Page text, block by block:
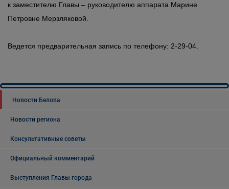
к заместителю Главы – руководителю аппарата Марине
Петровне Мерзляковой.
Ведется предварительная запись по телефону: 2-29-04.
Новости Белова
Новости региона
Консультативные советы
Официальный комментарий
Выступления Главы города